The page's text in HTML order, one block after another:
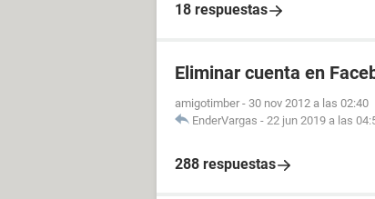
18 respuestas
Eliminar cuenta en
amigotimber - 30 nov 2012 a las 02:40
EnderVargas - 22 jun 2019 a las
288 respuestas